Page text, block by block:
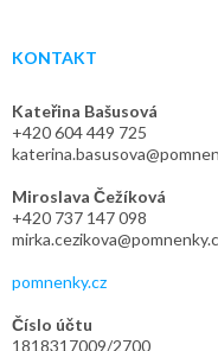
KONTAKT
Kateřina Bašusová
+420 604 449 725
Miroslava Čežíková
+420 737 147 098
pomnenky.cz
Číslo účtu
1818317009/2700